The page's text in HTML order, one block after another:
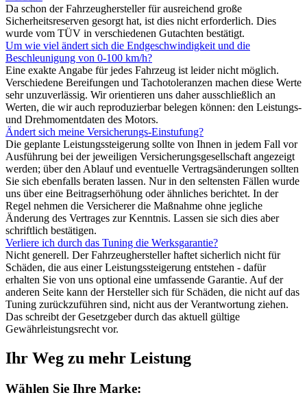
Da schon der Fahrzeughersteller für ausreichend große
Sicherheitsreserven gesorgt hat, ist dies nicht erforderlich. Dies
wurde vom TÜV in verschiedenen Gutachten bestätigt.
Um wie viel ändert sich die Endgeschwindigkeit und die
Beschleunigung von 0-100 km/h?
Eine exakte Angabe für jedes Fahrzeug ist leider nicht möglich.
Verschiedene Bereifungen und Tachotoleranzen machen diese Werte
sehr unzuverlässig. Wir orientieren uns daher ausschließlich an
Werten, die wir auch reproduzierbar belegen können: den Leistungs-
und Drehmomentdaten des Motors.
Ändert sich meine Versicherungs-Einstufung?
Die geplante Leistungssteigerung sollte von Ihnen in jedem Fall vor
Ausführung bei der jeweiligen Versicherungsgesellschaft angezeigt
werden; über den Ablauf und eventuelle Vertragsänderungen sollten
Sie sich ebenfalls beraten lassen. Nur in den seltensten Fällen wurde
uns über eine Beitragserhöhung oder ähnliches berichtet. In der
Regel nehmen die Versicherer die Maßnahme ohne jegliche
Änderung des Vertrages zur Kenntnis. Lassen sie sich dies aber
schriftlich bestätigen.
Verliere ich durch das Tuning die Werksgarantie?
Nicht generell. Der Fahrzeughersteller haftet sicherlich nicht für
Schäden, die aus einer Leistungssteigerung entstehen - dafür
erhalten Sie von uns optional eine umfassende Garantie. Auf der
anderen Seite kann der Hersteller sich für Schäden, die nicht auf das
Tuning zurückzuführen sind, nicht aus der Verantwortung ziehen.
Das schreibt der Gesetzgeber durch das aktuell gültige
Gewährleistungsrecht vor.
Ihr Weg zu mehr Leistung
Wählen Sie Ihre Marke: